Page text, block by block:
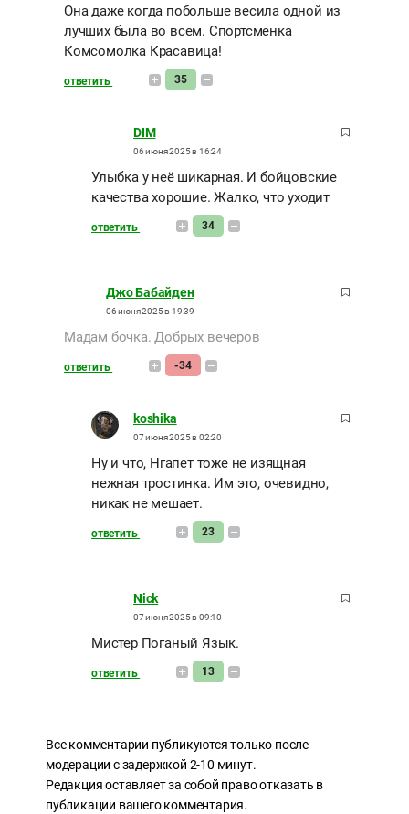
Она даже когда побольше весила одной из
лучших была во всем. Спортсменка
Комсомолка Красавица!
ответить 35
DIM
06 июня 2025 в 16:24
Улыбка у неё шикарная. И бойцовские
качества хорошие. Жалко, что уходит
ответить 34
Джо Бабайден
06 июня 2025 в 19:39
Мадам бочка. Добрых вечеров
ответить -34
koshika
07 июня 2025 в 02:20
Ну и что, Нгапет тоже не изящная
нежная тростинка. Им это, очевидно,
никак не мешает.
ответить 23
Nick
07 июня 2025 в 09:10
Мистер Поганый Язык.
ответить 13
Все комментарии публикуются только после
модерации с задержкой 2-10 минут.
Редакция оставляет за собой право отказать в
публикации вашего комментария.